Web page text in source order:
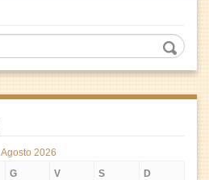
Agosto 2026
G V S D